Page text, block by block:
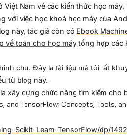
Việt Nam về các kiến thức học máy,
với việc học khoá học máy của
này, tác giả còn có Ebook
về toán cho học máytổng hợp các
chu. Đây là tài liệu mà tôi rất
từ blog này.
xây dựng chức năng tìm kiếm cho
and TensorFlow: Concepts, Tools,
Scikit-Learn-TensorFlow/dp/